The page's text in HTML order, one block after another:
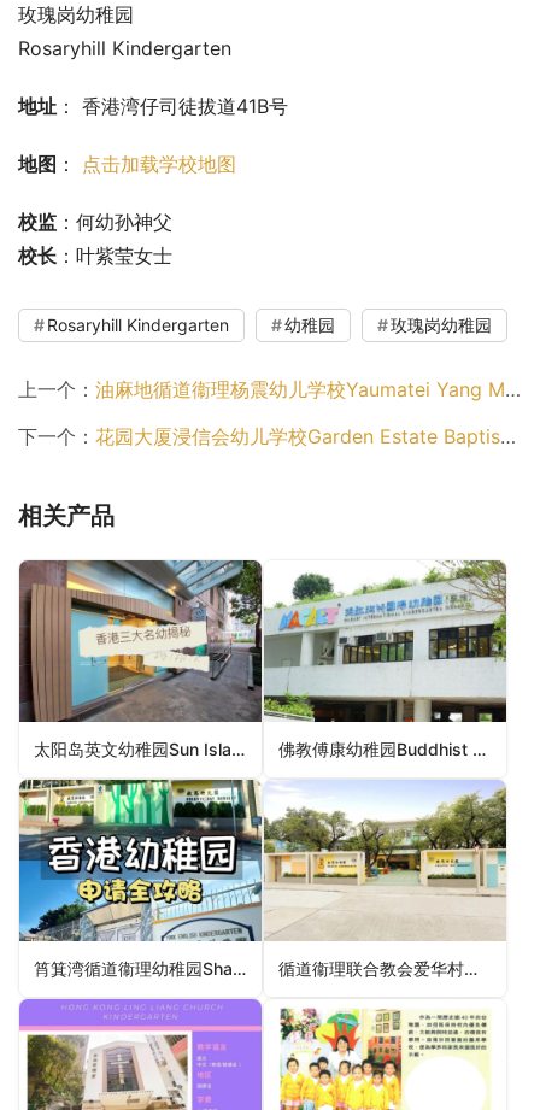
玫瑰岗幼稚园
Rosaryhill Kindergarten
地址 ： 香港湾仔司徒拔道41B号
地图 ： 点击加载学校地图
校监 ：何幼孙神父
校长 ：叶紫莹女士
Rosaryhill Kindergarten 幼稚园 玫瑰岗幼稚园
上一个： 油麻地循道衞理杨震幼儿学校Yaumatei Yang Memorial Methodist Pre-School（油尖旺区幼稚园）
下一个： 花园大厦浸信会幼儿学校Garden Estate Baptist Nursery School（观塘区幼稚园）
相关产品
太阳岛英文幼稚园Sun Island English Kindergarten（九龙城区幼稚园） 佛教傅康幼稚园Buddhist Foo Hong Kindergarten（黄大仙区幼稚园）
筲箕湾循道衞理幼稚园Shau Kei Wan Methodist Kindergarten（东区幼稚园） 循道衞理联合教会爱华村堂幼稚园Epworth Village Methodist Church Kindergarten（东区幼稚园）